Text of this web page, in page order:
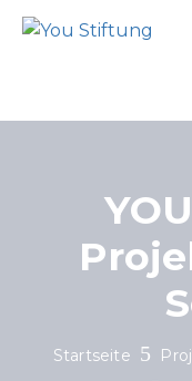
Startseite